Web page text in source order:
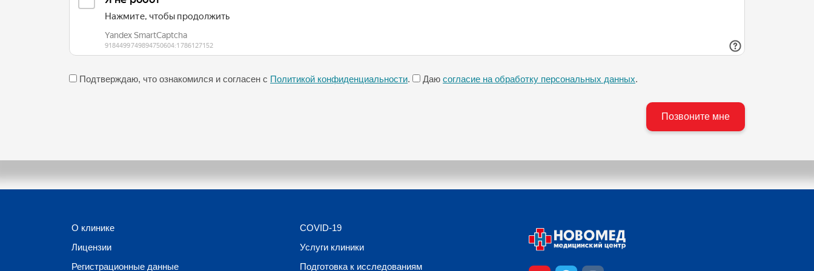
Подтверждаю, что ознакомился и согласен с Политикой конфиденциальности. Даю согласие на обработку персональных данных.
О клинике
Лицензии
Регистрационные данные
COVID-19
Услуги клиники
Подготовка к исследованиям